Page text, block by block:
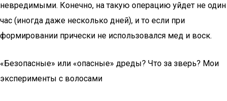
невредимыми. Конечно, на такую операцию уйдет не один
час (иногда даже несколько дней), и то если при
формировании прически не использовался мед и воск.
«Безопасные» или «опасные» дреды? Что за зверь? Мои
эксперименты с волосами